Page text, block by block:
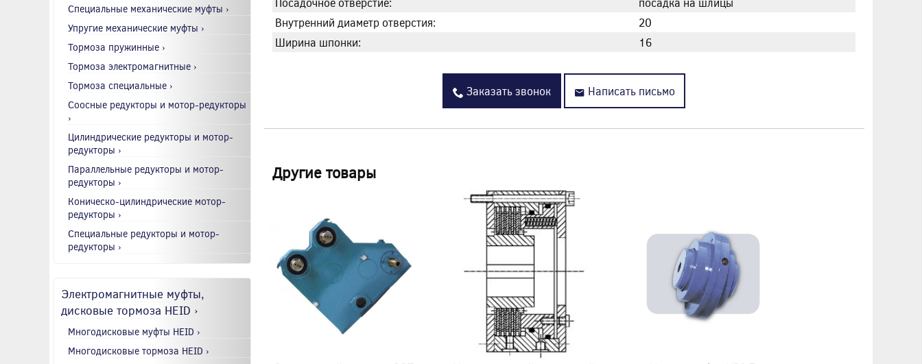
Специальные механические муфты ›
Упругие механические муфты ›
Тормоза пружинные ›
Тормоза электромагнитные ›
Тормоза специальные ›
Соосные редукторы и мотор-редукторы
›
Цилиндрические редукторы и мотор-
редукторы ›
Параллельные редукторы и мотор-
редукторы ›
Коническо-цилиндрические мотор-
редукторы ›
Специальные редукторы и мотор-
редукторы ›
Электромагнитные муфты,
дисковые тормоза HEID ›
Многодисковые муфты HEID ›
Многодисковые тормоза HEID ›
Внутренний диаметр отверстия:
20
Ширина шпонки:
16
Заказать звонок Написать письмо
Другие товары